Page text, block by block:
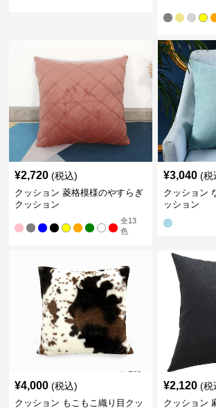
¥2,720 (税込)
クッション 菱格模様のやすらぎ
クッション
全13
色
¥3,040 (税
クッション
ッション
¥4,000 (税込)
クッション もこもこ織り目クッ
¥2,120 (税
クッション